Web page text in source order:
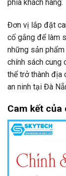
phía khách hàng.
Đơn vị lắp đặt
cố gắng để làm
những sản
chính sách cung
thể trở thành địa
an ninh tại Đà
Cam kết của